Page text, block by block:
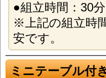
●組立時間：30分
※上記の組立時
安です。
ミニテーブル付